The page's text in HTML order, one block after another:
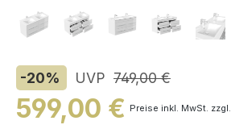
-20% UVP 749,00 €
599,00 € Preise inkl. MwSt. zzgl.